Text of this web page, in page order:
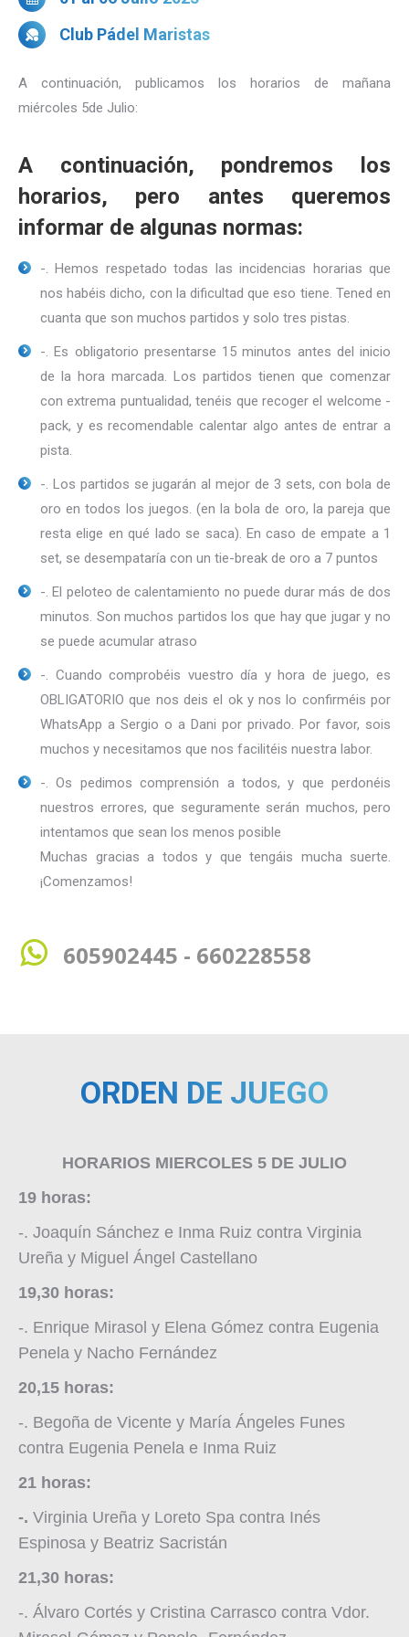
Club Pádel Maristas
A continuación, publicamos los horarios de mañana
miércoles 5de Julio:
A continuación, pondremos los
horarios, pero antes queremos
informar de algunas normas:
-. Hemos respetado todas las incidencias horarias que
nos habéis dicho, con la dificultad que eso tiene. Tened en
cuanta que son muchos partidos y solo tres pistas.
-. Es obligatorio presentarse 15 minutos antes del inicio
de la hora marcada. Los partidos tienen que comenzar
con extrema puntualidad, tenéis que recoger el welcome -
pack, y es recomendable calentar algo antes de entrar a
pista.
-. Los partidos se jugarán al mejor de 3 sets, con bola de
oro en todos los juegos. (en la bola de oro, la pareja que
resta elige en qué lado se saca). En caso de empate a 1
set, se desempataría con un tie-break de oro a 7 puntos
-. El peloteo de calentamiento no puede durar más de dos
minutos. Son muchos partidos los que hay que jugar y no
se puede acumular atraso
-. Cuando comprobéis vuestro día y hora de juego, es
OBLIGATORIO que nos deis el ok y nos lo confirméis por
WhatsApp a Sergio o a Dani por privado. Por favor, sois
muchos y necesitamos que nos facilitéis nuestra labor.
-. Os pedimos comprensión a todos, y que perdonéis
nuestros errores, que seguramente serán muchos, pero
intentamos que sean los menos posible
Muchas gracias a todos y que tengáis mucha suerte.
¡Comenzamos!
605902445 - 660228558
ORDEN DE JUEGO
HORARIOS MIERCOLES 5 DE JULIO
19 horas:
-. Joaquín Sánchez e Inma Ruiz contra Virginia
Ureña y Miguel Ángel Castellano
19,30 horas:
-. Enrique Mirasol y Elena Gómez contra Eugenia
Penela y Nacho Fernández
20,15 horas:
-. Begoña de Vicente y María Ángeles Funes
contra Eugenia Penela e Inma Ruiz
21 horas:
-. Virginia Ureña y Loreto Spa contra Inés
Espinosa y Beatriz Sacristán
21,30 horas:
-. Álvaro Cortés y Cristina Carrasco contra Vdor.